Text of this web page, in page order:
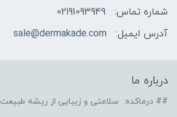
شماره تماس:
02191093949
آدرس ایمیل:
sale@dermakade.com
درباره ما
## درماکده: سلامتی و زیبایی از ریشه طبیعت